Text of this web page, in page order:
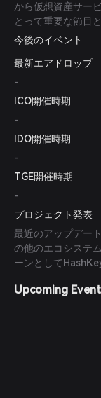
から仮想資産サー
とって重要な節目
今後のイベント
最新エアドロップ
-
ICO開催時期
-
IDO開催時期
-
TGE開催時期
-
プロジェクト発表
最近のアップデー
の他のエコシステ
ーンとして
Upcoming